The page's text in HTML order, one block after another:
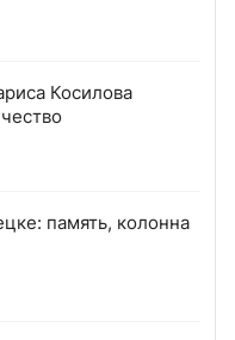
Косилова
память, колонна